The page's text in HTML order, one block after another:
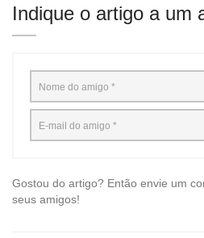
Indique o artigo a um
Gostou do artigo? Então envie um
seus amigos!